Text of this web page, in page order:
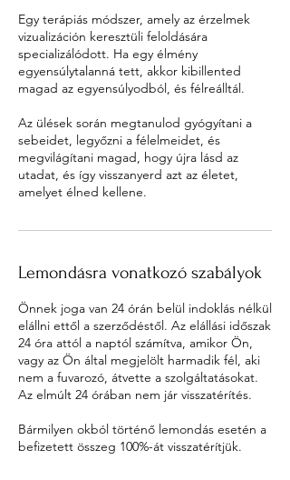
Egy terápiás módszer, amely az érzelmek
vizualizáción keresztüli feloldására
specializálódott. Ha egy élmény
egyensúlytalanná tett, akkor kibillented
magad az egyensúlyodból, és félreálltál.
Az ülések során megtanulod gyógyítani a
sebeidet, legyőzni a félelmeidet, és
megvilágítani magad, hogy újra lásd az
utadat, és így visszanyerd azt az életet,
amelyet élned kellene.
Lemondásra vonatkozó szabályok
Önnek joga van 24 órán belül indoklás nélkül
elállni ettől a szerződéstől. Az elállási időszak
24 óra attól a naptól számítva, amikor Ön,
vagy az Ön által megjelölt harmadik fél, aki
nem a fuvarozó, átvette a szolgáltatásokat.
Az elmúlt 24 órában nem jár visszatérítés.
Bármilyen okból történő lemondás esetén a
befizetett összeg 100%-át visszatérítjük.